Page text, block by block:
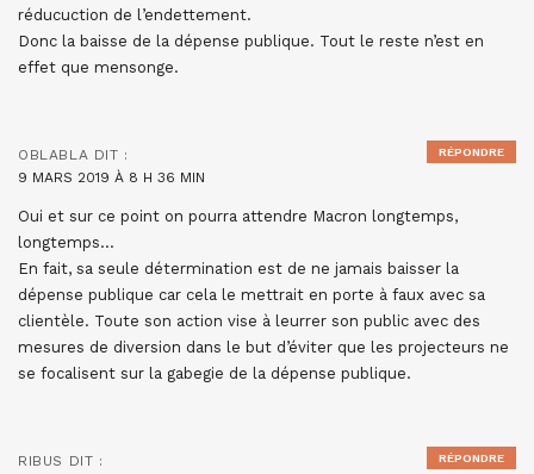
réducuction de l’endettement.
Donc la baisse de la dépense publique. Tout le reste n’est en
effet que mensonge.
OBLABLA DIT :
9 MARS 2019 À 8 H 36 MIN
Oui et sur ce point on pourra attendre Macron longtemps,
longtemps…
En fait, sa seule détermination est de ne jamais baisser la
dépense publique car cela le mettrait en porte à faux avec sa
clientèle. Toute son action vise à leurrer son public avec des
mesures de diversion dans le but d’éviter que les projecteurs ne
se focalisent sur la gabegie de la dépense publique.
RÉPONDRE
RIBUS DIT :
RÉPONDRE